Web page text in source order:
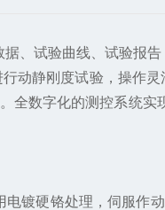
试验曲线、试验报
动静刚度试验，操作
全数字化的测控系统
硬铬处理，伺服作